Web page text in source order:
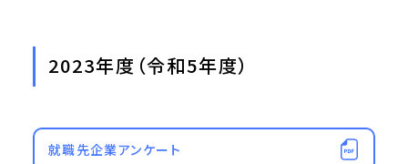
2023年度（令和5年度）
就職先企業アンケート